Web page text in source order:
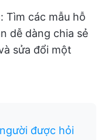
: Tìm các mẫu hỗ
dễ dàng chia sẻ
sửa đổi một
được hỏi